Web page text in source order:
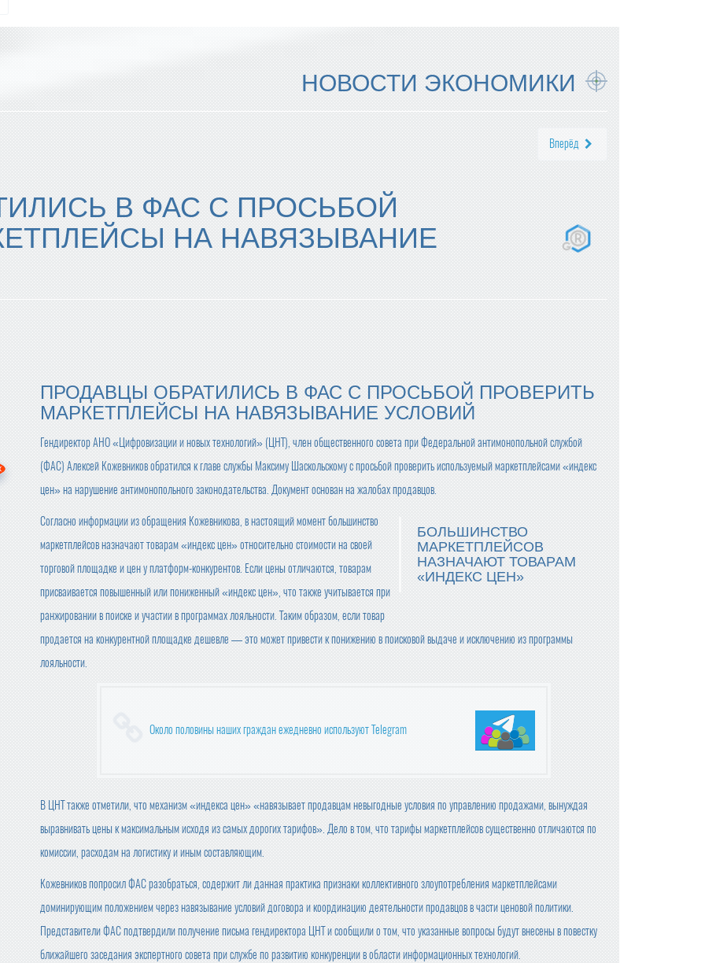
НОВОСТИ ЭКОНОМИКИ
Вперёд
В ФАС С ПРОСЬБОЙ
НА НАВЯЗЫВАНИЕ
ПРОДАВЦЫ ОБРАТИЛИСЬ В ФАС С ПРОСЬБОЙ ПРОВЕРИТЬ
МАРКЕТПЛЕЙСЫ НА НАВЯЗЫВАНИЕ УСЛОВИЙ
Гендиректор АНО «Цифровизации и новых технологий» (ЦНТ), член общественного совета при Федеральной антимонопольной службой
(ФАС) Алексей Кожевников обратился к главе службы Максиму Шаскольскому с просьбой проверить используемый маркетплейсами «индекс
цен» на нарушение антимонопольного законодательства. Документ основан на жалобах продавцов.
БОЛЬШИНСТВО
МАРКЕТПЛЕЙСОВ
НАЗНАЧАЮТ ТОВАРАМ
«ИНДЕКС ЦЕН»
Согласно информации из обращения Кожевникова, в настоящий момент большинство
маркетплейсов назначают товарам «индекс цен» относительно стоимости на своей
торговой площадке и цен у платформ-конкурентов. Если цены отличаются, товарам
присваивается повышенный или пониженный «индекс цен», что также учитывается при
ранжировании в поиске и участии в программах лояльности. Таким образом, если товар
продается на конкурентной площадке дешевле — это может привести к понижению в поисковой выдаче и исключению из программы
лояльности.
Около половины наших граждан ежедневно используют Telegram
В ЦНТ также отметили, что механизм «индекса цен» «навязывает продавцам невыгодные условия по управлению продажами, вынуждая
выравнивать цены к максимальным исходя из самых дорогих тарифов». Дело в том, что тарифы маркетплейсов существенно отличаются по
комиссии, расходам на логистику и иным составляющим.
Кожевников попросил ФАС разобраться, содержит ли данная практика признаки коллективного злоупотребления маркетплейсами
доминирующим положением через навязывание условий договора и координацию деятельности продавцов в части ценовой политики.
Представители ФАС подтвердили получение письма гендиректора ЦНТ и сообщили о том, что указанные вопросы будут внесены в повестку
ближайшего заседания экспертного совета при службе по развитию конкуренции в области информационных технологий.